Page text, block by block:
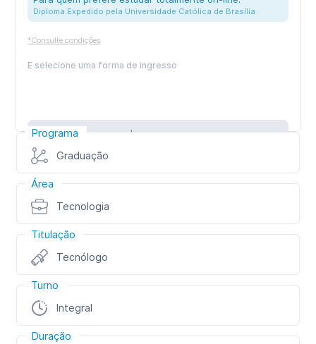
Programa
Graduação
Área
Tecnologia
Titulação
Tecnólogo
Turno
Integral
Duração
Diploma Expedido pela Universidade Católica de Brasília
*Consulte condições
E selecione uma forma de ingresso
Inscreva-se